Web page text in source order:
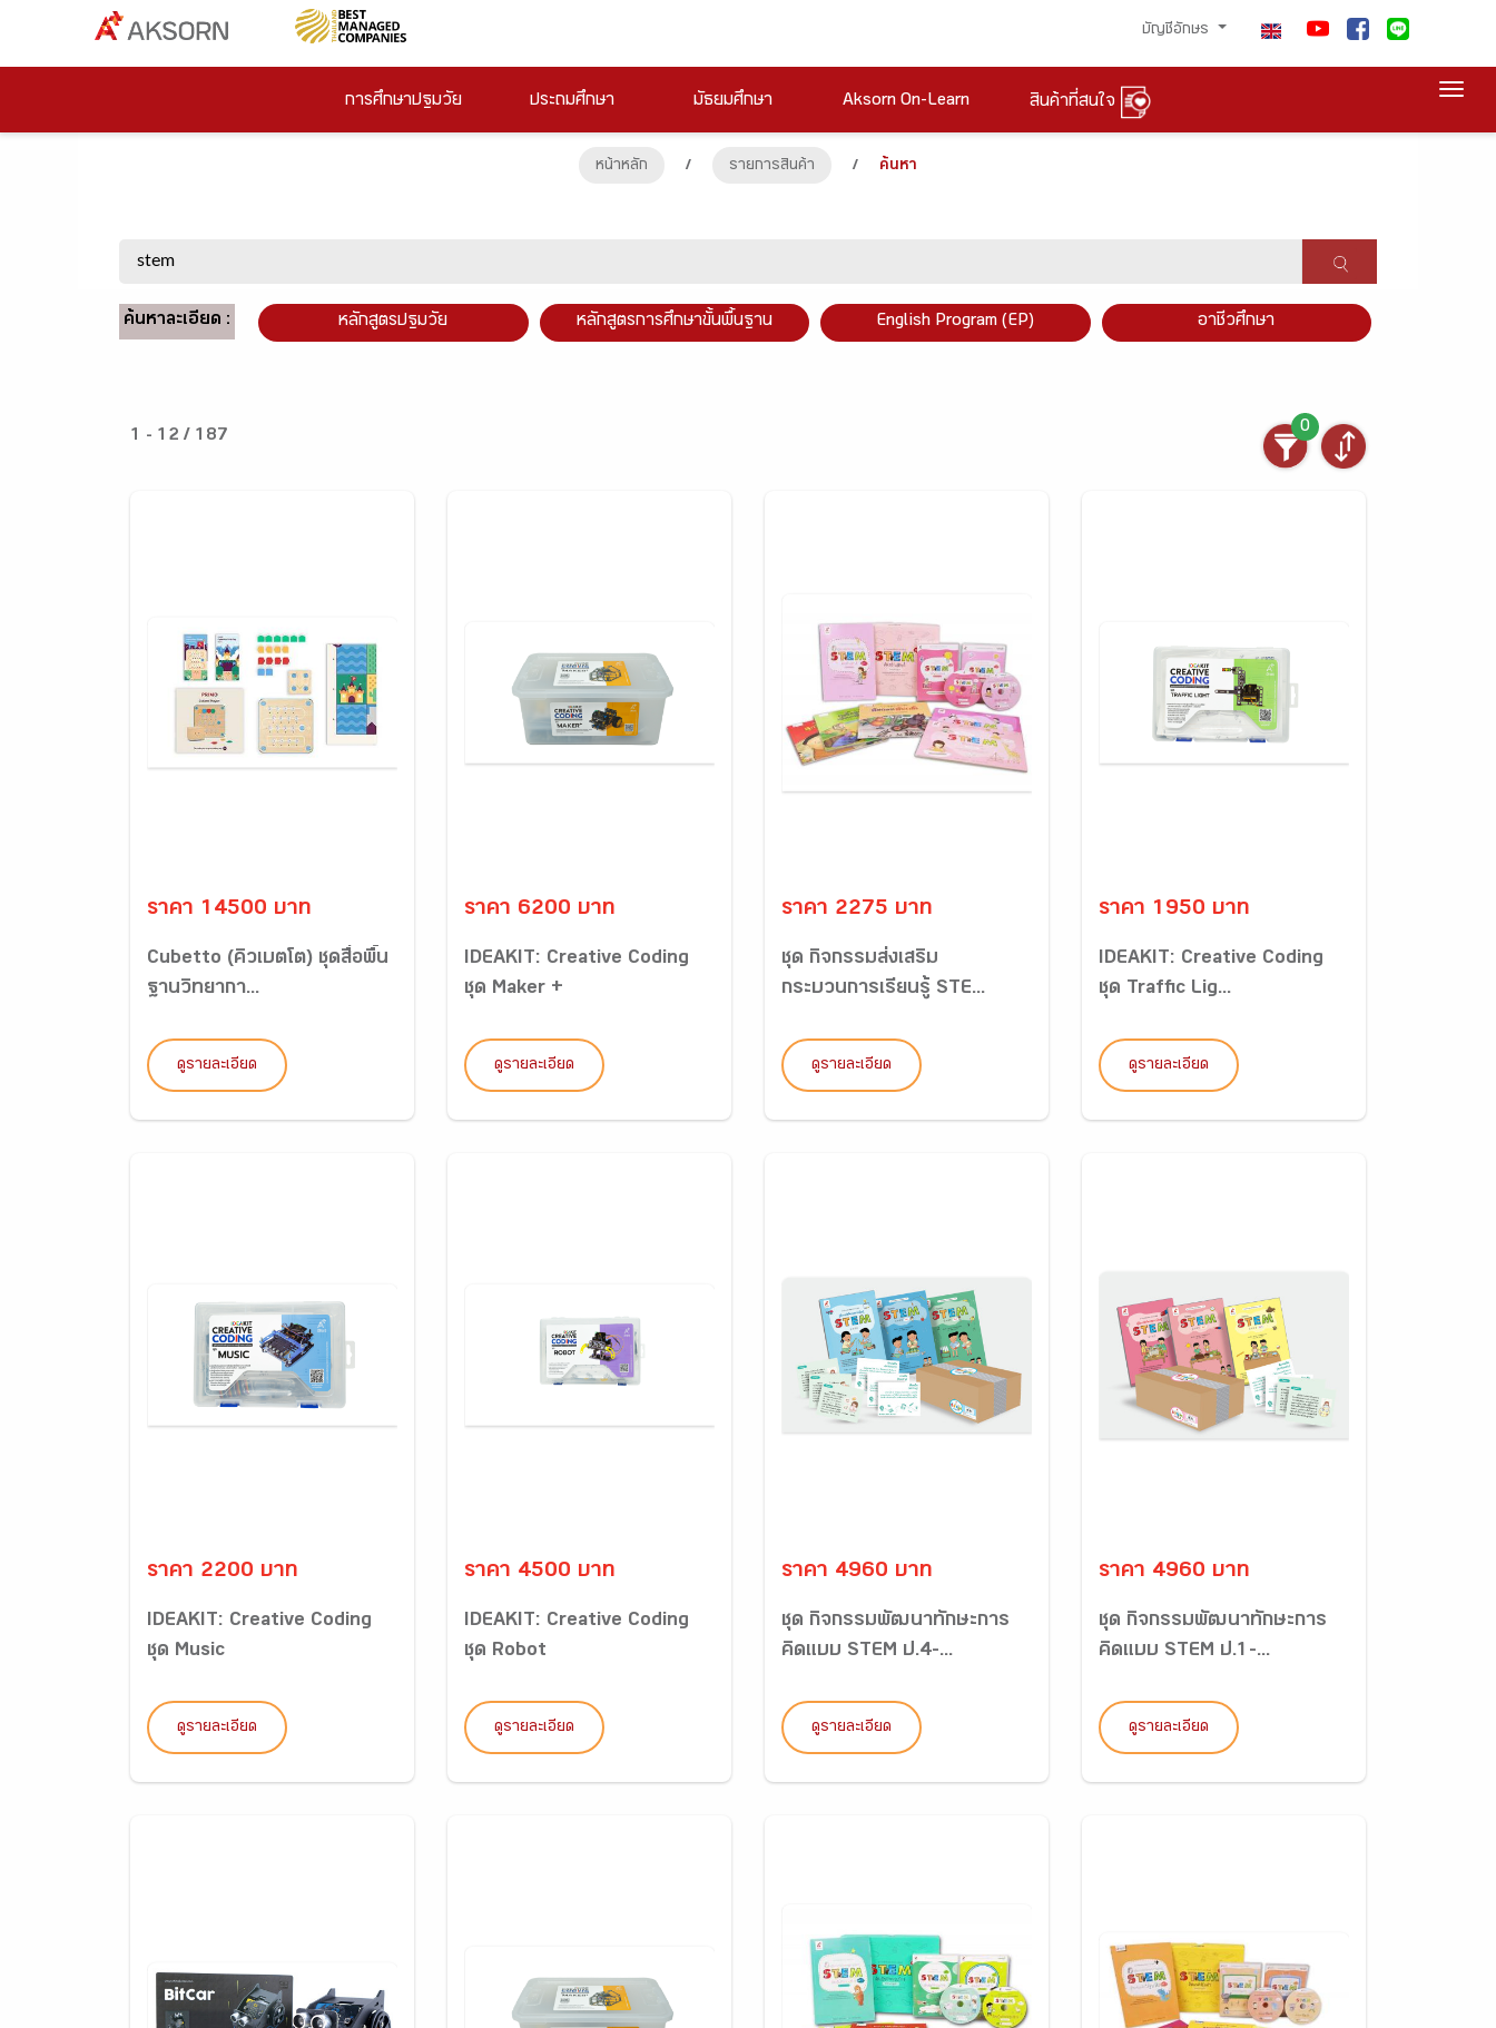
บัญชีอักษร
การศึกษาปฐมวัย ประถมศึกษา มัธยมศึกษา Aksorn On-Learn สินค้าที่สนใจ
หน้าหลัก / รายการสินค้า / ค้นหา
ค้นหาละเอียด : หลักสูตรปฐมวัย หลักสูตรการศึกษาขั้นพื้นฐาน English Program (EP) อาชีวศึกษา
1 - 12 / 187
0
ราคา 14500 บาท
Cubetto (คิวเบตโต) ชุดสื่อพื้น
ฐานวิทยากา...
ดูรายละเอียด
ราคา 6200 บาท
IDEAKIT: Creative Coding
ชุด Maker +
ดูรายละเอียด
ราคา 2275 บาท
ชุด กิจกรรมส่งเสริม
กระบวนการเรียนรู้ STE...
ดูรายละเอียด
ราคา 1950 บาท
IDEAKIT: Creative Coding
ชุด Traffic Lig...
ดูรายละเอียด
ราคา 2200 บาท
IDEAKIT: Creative Coding
ชุด Music
ดูรายละเอียด
ราคา 4500 บาท
IDEAKIT: Creative Coding
ชุด Robot
ดูรายละเอียด
ราคา 4960 บาท
ชุด กิจกรรมพัฒนาทักษะการ
คิดแบบ STEM ป.4-...
ดูรายละเอียด
ราคา 4960 บาท
ชุด กิจกรรมพัฒนาทักษะการ
คิดแบบ STEM ป.1-...
ดูรายละเอียด